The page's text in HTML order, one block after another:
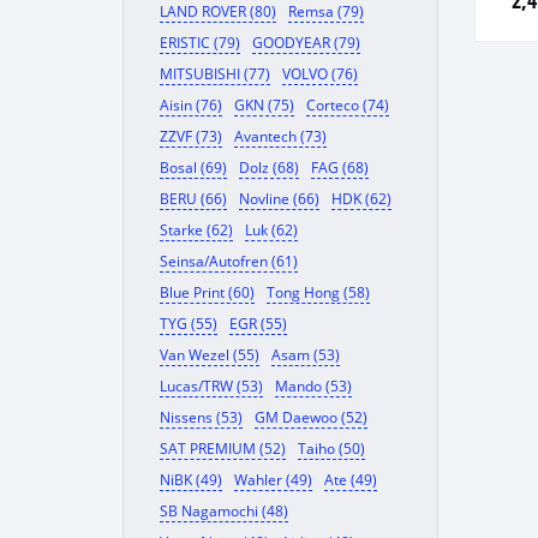
LAND ROVER (80)
Remsa (79)
ERISTIC (79)
GOODYEAR (79)
MITSUBISHI (77)
VOLVO (76)
Aisin (76)
GKN (75)
Corteco (74)
ZZVF (73)
Avantech (73)
Bosal (69)
Dolz (68)
FAG (68)
BERU (66)
Novline (66)
HDK (62)
Starke (62)
Luk (62)
Seinsa/Autofren (61)
Blue Print (60)
Tong Hong (58)
TYG (55)
EGR (55)
Van Wezel (55)
Asam (53)
Lucas/TRW (53)
Mando (53)
Nissens (53)
GM Daewoo (52)
SAT PREMIUM (52)
Taiho (50)
NiBK (49)
Wahler (49)
Ate (49)
SB Nagamochi (48)